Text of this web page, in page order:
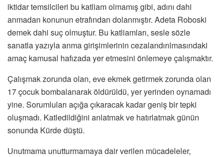
iktidar temsilcileri bu katliam olmamış gibi, adını dahi
anmadan konunun etrafından dolanmıştır. Adeta Roboski
demek dahi suç olmuştur. Bu katliamları, sesle sözle
sanatla yazıyla anma girişimlerinin cezalandırılmasındaki
amaç kamusal hafızada yer etmesini önlemeye çalışmaktır.
Çalışmak zorunda olan, eve ekmek getirmek zorunda olan
17 çocuk bombalanarak öldürüldü, yer yerinden oynamadı
yine. Sorumluları açığa çıkaracak kadar geniş bir tepki
oluşmadı. Katledildiğini anlatmak ve hatırlatmak günün
sonunda Kürde düştü.
Unutmama unutturmamaya dair verilen mücadeleler,